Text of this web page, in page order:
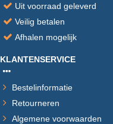
Uit voorraad geleverd
Veilig betalen
Afhalen mogelijk
KLANTENSERVICE
Bestelinformatie
Retourneren
Algemene voorwaarden